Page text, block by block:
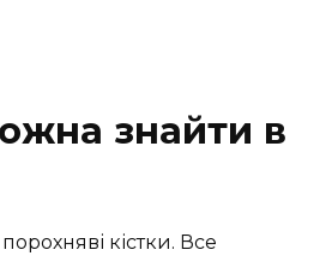
знайти в
кістки. Все